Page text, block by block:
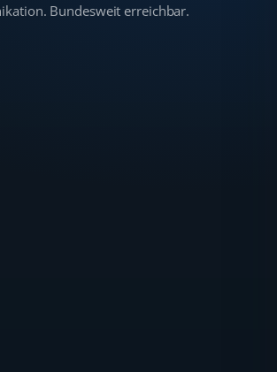
Bundesweit erreichbar.